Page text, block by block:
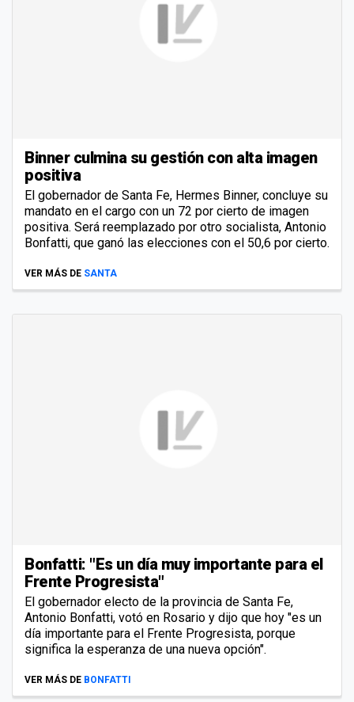
Binner culmina su gestión con alta imagen
positiva
El gobernador de Santa Fe, Hermes Binner, concluye su
mandato en el cargo con un 72 por cierto de imagen
positiva. Será reemplazado por otro socialista, Antonio
Bonfatti, que ganó las elecciones con el 50,6 por cierto.
VER MÁS DE SANTA
Bonfatti: "Es un día muy importante para el
Frente Progresista"
El gobernador electo de la provincia de Santa Fe,
Antonio Bonfatti, votó en Rosario y dijo que hoy "es un
día importante para el Frente Progresista, porque
significa la esperanza de una nueva opción".
VER MÁS DE BONFATTI